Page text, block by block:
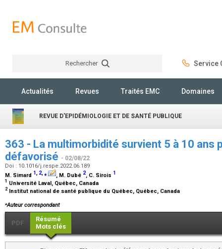
Rechercher Service
Actualités Revues Traités EMC Domaines
REVUE D'EPIDÉMIOLOGIE ET DE SANTÉ PUBLIQUE
363 - La multimorbidité survient 5 à 10 ans
défavorisé - 02/08/22
Doi : 10.1016/j.respe.2022.06.189
M. Simard 1, 2,⁎ , M. Dubé 2, C. Sirois 1
1 Université Laval, Québec, Canada
2 Institut national de santé publique du Québec, Québec, Canada
⁎Auteur correspondant
PDF
Résumé
Mots clés